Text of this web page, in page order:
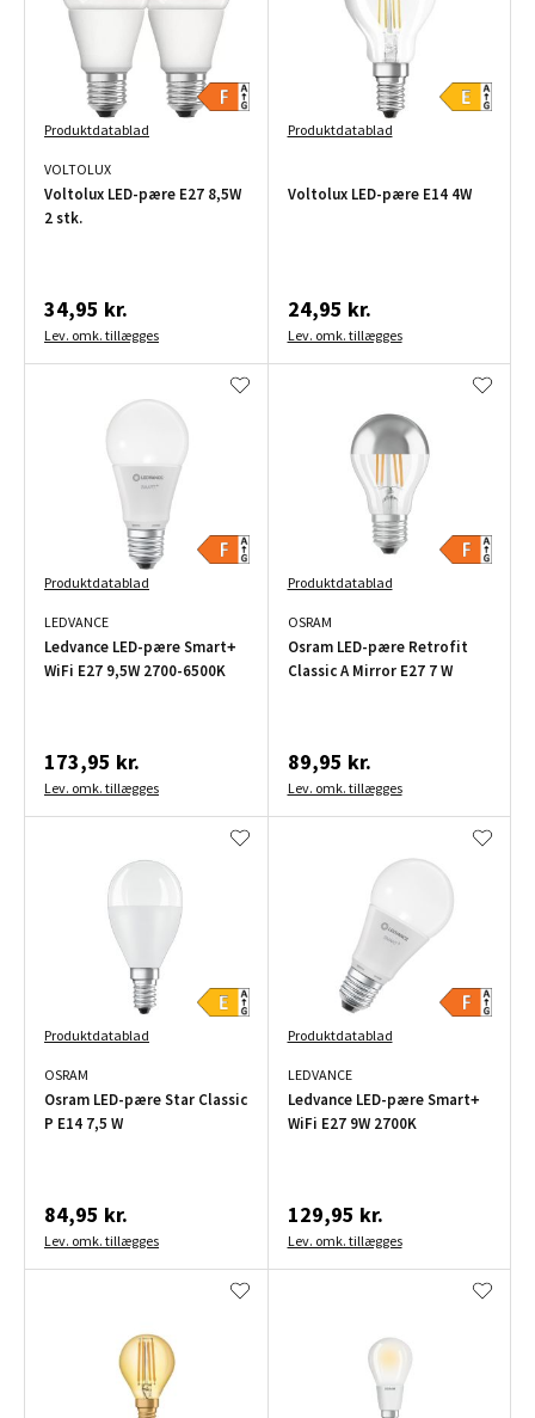
Produktdatablad
VOLTOLUX
Voltolux LED-pære E27 8,5W
2 stk.
34,95 kr.
Lev. omk. tillægges
Produktdatablad
Voltolux LED-pære E14 4W
24,95 kr.
Lev. omk. tillægges
Produktdatablad
LEDVANCE
Ledvance LED-pære Smart+
WiFi E27 9,5W 2700-6500K
173,95 kr.
Lev. omk. tillægges
Produktdatablad
OSRAM
Osram LED-pære Retrofit
Classic A Mirror E27 7 W
89,95 kr.
Lev. omk. tillægges
Produktdatablad
OSRAM
Osram LED-pære Star Classic
P E14 7,5 W
84,95 kr.
Lev. omk. tillægges
Produktdatablad
LEDVANCE
Ledvance LED-pære Smart+
WiFi E27 9W 2700K
129,95 kr.
Lev. omk. tillægges